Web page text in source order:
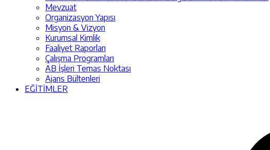
Mevzuat
Organizasyon Yapısı
Misyon & Vizyon
Kurumsal Kimlik
Faaliyet Raporları
Çalışma Programları
AB İşleri Temas Noktası
Ajans Bültenleri
EĞİTİMLER